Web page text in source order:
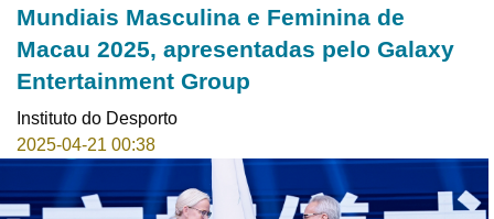
Mundiais Masculina e Feminina de
Macau 2025, apresentadas pelo Galaxy
Entertainment Group
Instituto do Desporto
2025-04-21 00:38